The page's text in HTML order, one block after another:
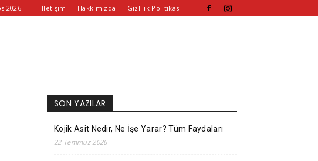
2026 İletişim Hakkımızda Gizlilik Politikası
SON YAZILAR
Kojik Asit Nedir, Ne İşe Yarar? Tüm Faydaları
22 Temmuz 2026